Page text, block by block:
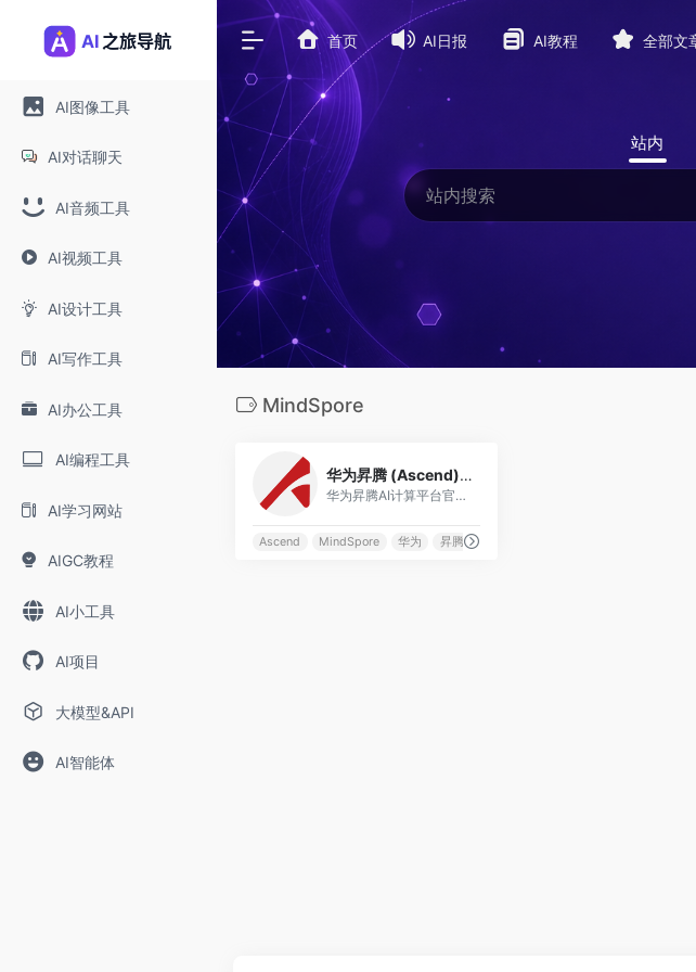
AI图像工具
AI对话聊天
AI音频工具
AI视频工具
AI设计工具
AI写作工具
AI办公工具
AI编程工具
AI学习网站
AIGC教程
AI小工具
AI项目
大模型&API
AI智能体
首页 AI日报 AI教程 全部文
站内
MindSpore
华为昇腾 (Ascend) AI 学习资源
华为昇腾AI计算平台官方门户，提供CANN、MindSpore全栈AI技术文档、开发者指南和应用案例。
Ascend MindSpore 华为 昇腾